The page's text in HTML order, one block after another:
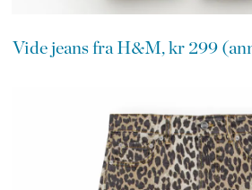
Vide jeans fra H&M, kr 299